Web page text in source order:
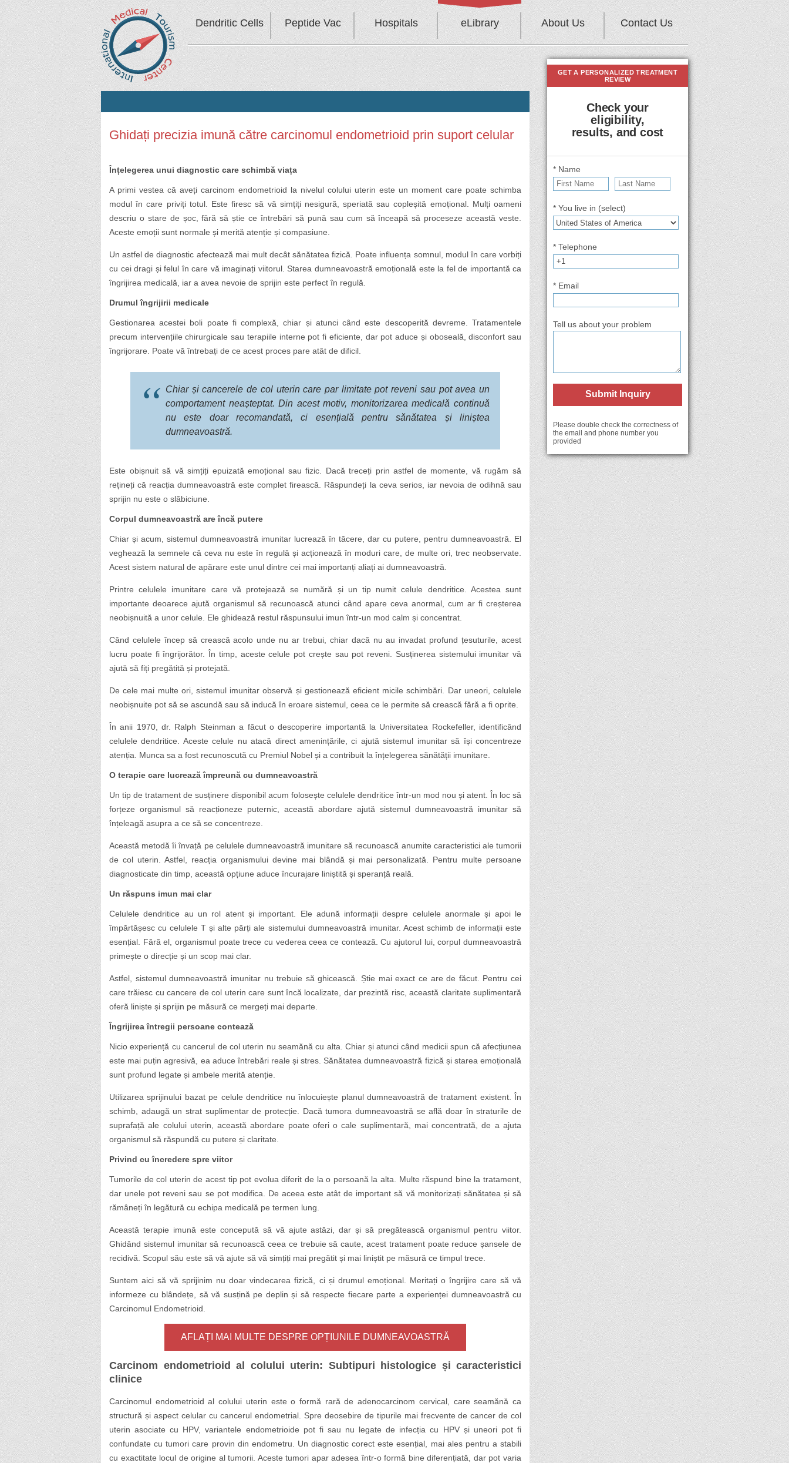
Dendritic Cells Peptide Vac Hospitals eLibrary About Us Contact Us
Ghidați precizia imună către carcinomul endometrioid prin suport celular
Înțelegerea unui diagnostic care schimbă viața
A primi vestea că aveți carcinom endometrioid la nivelul colului uterin este un moment care poate schimba
modul în care priviți totul. Este firesc să vă simțiți nesigură, speriată sau copleșită emoțional. Mulți oameni
descriu o stare de șoc, fără să știe ce întrebări să pună sau cum să înceapă să proceseze această veste.
Aceste emoții sunt normale și merită atenție și compasiune.
Un astfel de diagnostic afectează mai mult decât sănătatea fizică. Poate influența somnul, modul în care vorbiți
cu cei dragi și felul în care vă imaginați viitorul. Starea dumneavoastră emoțională este la fel de importantă ca
îngrijirea medicală, iar a avea nevoie de sprijin este perfect în regulă.
Drumul îngrijirii medicale
Gestionarea acestei boli poate fi complexă, chiar și atunci când este descoperită devreme. Tratamentele
precum intervențiile chirurgicale sau terapiile interne pot fi eficiente, dar pot aduce și oboseală, disconfort sau
îngrijorare. Poate vă întrebați de ce acest proces pare atât de dificil.
Chiar și cancerele de col uterin care par limitate pot reveni sau pot avea un
comportament neașteptat. Din acest motiv, monitorizarea medicală continuă
nu este doar recomandată, ci esențială pentru sănătatea și liniștea
dumneavoastră.
Este obișnuit să vă simțiți epuizată emoțional sau fizic. Dacă treceți prin astfel de momente, vă rugăm să
rețineți că reacția dumneavoastră este complet firească. Răspundeți la ceva serios, iar nevoia de odihnă sau
sprijin nu este o slăbiciune.
Corpul dumneavoastră are încă putere
Chiar și acum, sistemul dumneavoastră imunitar lucrează în tăcere, dar cu putere, pentru dumneavoastră. El
veghează la semnele că ceva nu este în regulă și acționează în moduri care, de multe ori, trec neobservate.
Acest sistem natural de apărare este unul dintre cei mai importanți aliați ai dumneavoastră.
Printre celulele imunitare care vă protejează se numără și un tip numit celule dendritice. Acestea sunt
importante deoarece ajută organismul să recunoască atunci când apare ceva anormal, cum ar fi creșterea
neobișnuită a unor celule. Ele ghidează restul răspunsului imun într-un mod calm și concentrat.
Când celulele încep să crească acolo unde nu ar trebui, chiar dacă nu au invadat profund țesuturile, acest
lucru poate fi îngrijorător. În timp, aceste celule pot crește sau pot reveni. Susținerea sistemului imunitar vă
ajută să fiți pregătită și protejată.
De cele mai multe ori, sistemul imunitar observă și gestionează eficient micile schimbări. Dar uneori, celulele
neobișnuite pot să se ascundă sau să inducă în eroare sistemul, ceea ce le permite să crească fără a fi oprite.
În anii 1970, dr. Ralph Steinman a făcut o descoperire importantă la Universitatea Rockefeller, identificând
celulele dendritice. Aceste celule nu atacă direct amenințările, ci ajută sistemul imunitar să își concentreze
atenția. Munca sa a fost recunoscută cu Premiul Nobel și a contribuit la înțelegerea sănătății imunitare.
O terapie care lucrează împreună cu dumneavoastră
Un tip de tratament de susținere disponibil acum folosește celulele dendritice într-un mod nou și atent. În loc să
forțeze organismul să reacționeze puternic, această abordare ajută sistemul dumneavoastră imunitar să
înțeleagă asupra a ce să se concentreze.
Această metodă îi învață pe celulele dumneavoastră imunitare să recunoască anumite caracteristici ale tumorii
de col uterin. Astfel, reacția organismului devine mai blândă și mai personalizată. Pentru multe persoane
diagnosticate din timp, această opțiune aduce încurajare liniștită și speranță reală.
Un răspuns imun mai clar
Celulele dendritice au un rol atent și important. Ele adună informații despre celulele anormale și apoi le
împărtășesc cu celulele T și alte părți ale sistemului dumneavoastră imunitar. Acest schimb de informații este
esențial. Fără el, organismul poate trece cu vederea ceea ce contează. Cu ajutorul lui, corpul dumneavoastră
primește o direcție și un scop mai clar.
Astfel, sistemul dumneavoastră imunitar nu trebuie să ghicească. Știe mai exact ce are de făcut. Pentru cei
care trăiesc cu cancere de col uterin care sunt încă localizate, dar prezintă risc, această claritate suplimentară
oferă liniște și sprijin pe măsură ce mergeți mai departe.
Îngrijirea întregii persoane contează
Nicio experiență cu cancerul de col uterin nu seamănă cu alta. Chiar și atunci când medicii spun că afecțiunea
este mai puțin agresivă, ea aduce întrebări reale și stres. Sănătatea dumneavoastră fizică și starea emoțională
sunt profund legate și ambele merită atenție.
Utilizarea sprijinului bazat pe celule dendritice nu înlocuiește planul dumneavoastră de tratament existent. În
schimb, adaugă un strat suplimentar de protecție. Dacă tumora dumneavoastră se află doar în straturile de
suprafață ale colului uterin, această abordare poate oferi o cale suplimentară, mai concentrată, de a ajuta
organismul să răspundă cu putere și claritate.
Privind cu încredere spre viitor
Tumorile de col uterin de acest tip pot evolua diferit de la o persoană la alta. Multe răspund bine la tratament,
dar unele pot reveni sau se pot modifica. De aceea este atât de important să vă monitorizați sănătatea și să
rămâneți în legătură cu echipa medicală pe termen lung.
Această terapie imună este concepută să vă ajute astăzi, dar și să pregătească organismul pentru viitor.
Ghidând sistemul imunitar să recunoască ceea ce trebuie să caute, acest tratament poate reduce șansele de
recidivă. Scopul său este să vă ajute să vă simțiți mai pregătit și mai liniștit pe măsură ce timpul trece.
Suntem aici să vă sprijinim nu doar vindecarea fizică, ci și drumul emoțional. Meritați o îngrijire care să vă
informeze cu blândețe, să vă susțină pe deplin și să respecte fiecare parte a experienței dumneavoastră cu
Carcinomul Endometrioid.
AFLAȚI MAI MULTE DESPRE OPȚIUNILE DUMNEAVOASTRĂ
Carcinom endometrioid al colului uterin: Subtipuri histologice și caracteristici
clinice
Carcinomul endometrioid al colului uterin este o formă rară de adenocarcinom cervical, care seamănă ca
structură și aspect celular cu cancerul endometrial. Spre deosebire de tipurile mai frecvente de cancer de col
uterin asociate cu HPV, variantele endometrioide pot fi sau nu legate de infecția cu HPV și uneori pot fi
confundate cu tumori care provin din endometru. Un diagnostic corect este esențial, mai ales pentru a stabili
cu exactitate locul de origine al tumorii. Aceste tumori apar adesea într-o formă bine diferențiată, dar pot varia
GET A PERSONALIZED TREATMENT
REVIEW
Check your
eligibility,
results, and cost
* Name
* You live in (select)
* Telephone
* Email
Tell us about your problem
Submit Inquiry
Please double check the correctness of
the email and phone number you
provided